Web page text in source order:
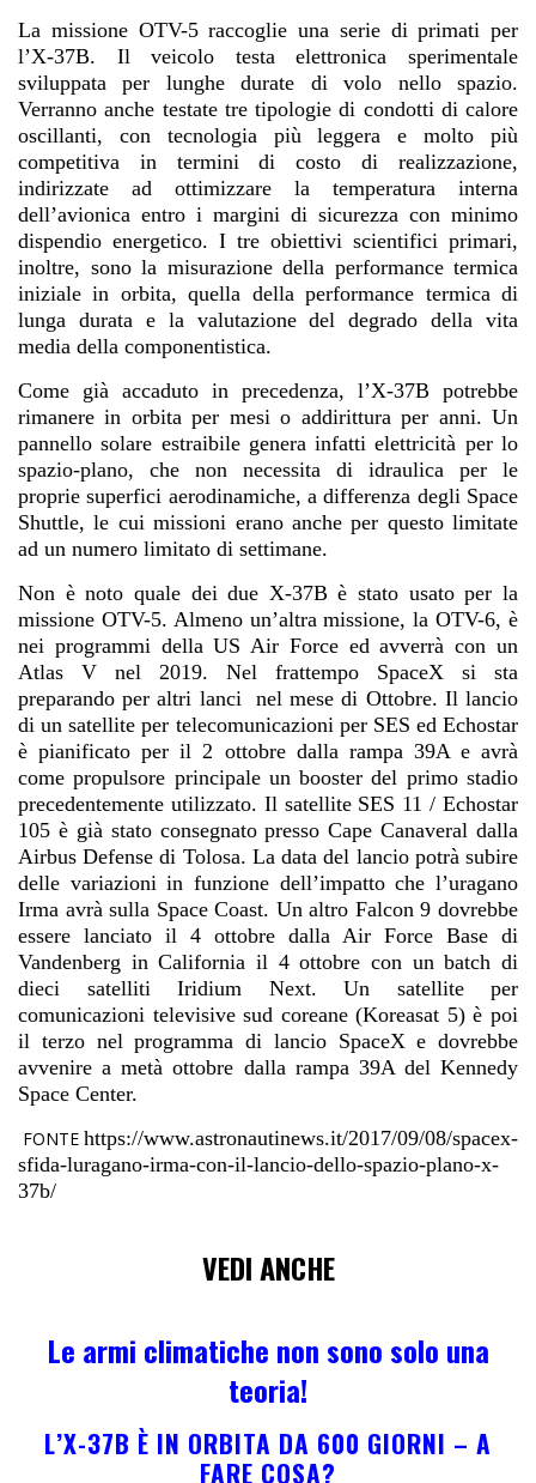
La missione OTV-5 raccoglie una serie di primati per
l’X-37B. Il veicolo testa elettronica sperimentale
sviluppata per lunghe durate di volo nello spazio.
Verranno anche testate tre tipologie di condotti di calore
oscillanti, con tecnologia più leggera e molto più
competitiva in termini di costo di realizzazione,
indirizzate ad ottimizzare la temperatura interna
dell’avionica entro i margini di sicurezza con minimo
dispendio energetico. I tre obiettivi scientifici primari,
inoltre, sono la misurazione della performance termica
iniziale in orbita, quella della performance termica di
lunga durata e la valutazione del degrado della vita
media della componentistica.
Come già accaduto in precedenza, l’X-37B potrebbe
rimanere in orbita per mesi o addirittura per anni. Un
pannello solare estraibile genera infatti elettricità per lo
spazio-plano, che non necessita di idraulica per le
proprie superfici aerodinamiche, a differenza degli Space
Shuttle, le cui missioni erano anche per questo limitate
ad un numero limitato di settimane.
Non è noto quale dei due X-37B è stato usato per la
missione OTV-5. Almeno un’altra missione, la OTV-6, è
nei programmi della US Air Force ed avverrà con un
Atlas V nel 2019. Nel frattempo SpaceX si sta
preparando per altri lanci nel mese di Ottobre. Il lancio
di un satellite per telecomunicazioni per SES ed Echostar
è pianificato per il 2 ottobre dalla rampa 39A e avrà
come propulsore principale un booster del primo stadio
precedentemente utilizzato. Il satellite SES 11 / Echostar
105 è già stato consegnato presso Cape Canaveral dalla
Airbus Defense di Tolosa. La data del lancio potrà subire
delle variazioni in funzione dell’impatto che l’uragano
Irma avrà sulla Space Coast. Un altro Falcon 9 dovrebbe
essere lanciato il 4 ottobre dalla Air Force Base di
Vandenberg in California il 4 ottobre con un batch di
dieci satelliti Iridium Next. Un satellite per
comunicazioni televisive sud coreane (Koreasat 5) è poi
il terzo nel programma di lancio SpaceX e dovrebbe
avvenire a metà ottobre dalla rampa 39A del Kennedy
Space Center.
FONTE https://www.astronautinews.it/2017/09/08/spacex-
sfida-luragano-irma-con-il-lancio-dello-spazio-plano-x-
37b/
VEDI ANCHE
Le armi climatiche non sono solo una
teoria!
L’X-37B È IN ORBITA DA 600 GIORNI – A
FARE COSA?